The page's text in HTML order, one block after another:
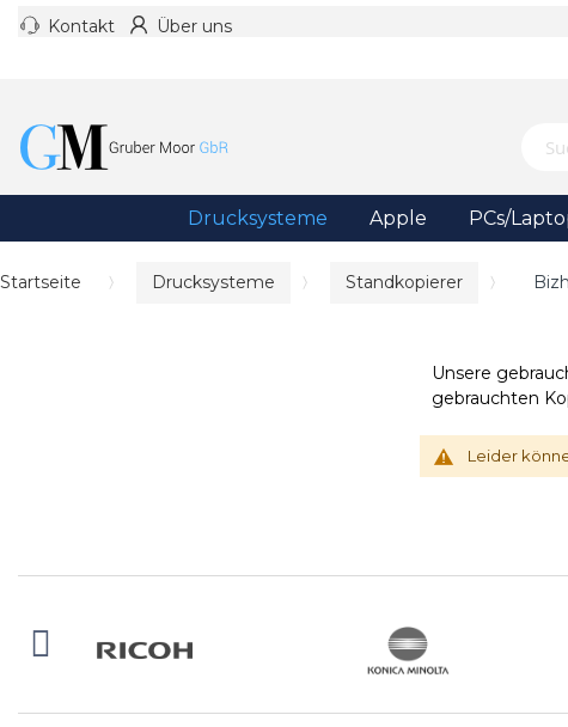
Kontakt Über uns
Drucksysteme Apple PCs/
Startseite Drucksysteme Standkopierer
Unsere
gebrauchten
Leider